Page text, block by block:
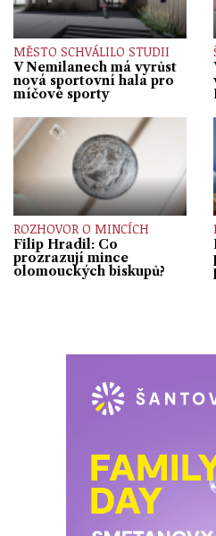
MĚSTO SCHVÁLILO STUDII
V Nemilanech má vyrůst
nová sportovní hala pro
míčové sporty
ROZHOVOR O MINCÍCH
Filip Hradil: Co
prozrazují mince
olomouckých biskupů?